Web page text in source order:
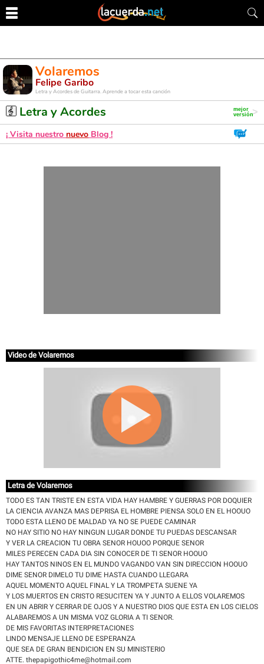
Volaremos
Felipe Garibo
Letra y Acordes de Guitarra. Aprende a tocar esta canción
Letra y Acordes
¡ Visita nuestro nuevo Blog !
Video de Volaremos
Letra de Volaremos
TODO ES TAN TRISTE EN ESTA VIDA HAY HAMBRE Y GUERRAS POR DOQUIER
LA CIENCIA AVANZA MAS DEPRISA EL HOMBRE PIENSA SOLO EN EL HOOUO
TODO ESTA LLENO DE MALDAD YA NO SE PUEDE CAMINAR
NO HAY SITIO NO HAY NINGUN LUGAR DONDE TU PUEDAS DESCANSAR
Y VER LA CREACION TU OBRA SENOR HOUOO PORQUE SENOR
MILES PERECEN CADA DIA SIN CONOCER DE TI SENOR HOOUO
HAY TANTOS NINOS EN EL MUNDO VAGANDO VAN SIN DIRECCION HOOUO
DIME SENOR DIMELO TU DIME HASTA CUANDO LLEGARA
AQUEL MOMENTO AQUEL FINAL Y LA TROMPETA SUENE YA
Y LOS MUERTOS EN CRISTO RESUCITEN YA Y JUNTO A ELLOS VOLAREMOS
EN UN ABRIR Y CERRAR DE OJOS Y A NUESTRO DIOS QUE ESTA EN LOS CIELOS
ALABAREMOS A UN MISMA VOZ GLORIA A TI SENOR.
DE MIS FAVORITAS INTERPRETACIONES
LINDO MENSAJE LLENO DE ESPERANZA
QUE SEA DE GRAN BENDICION EN SU MINISTERIO
ATTE. thepapigothic4me@hotmail.com